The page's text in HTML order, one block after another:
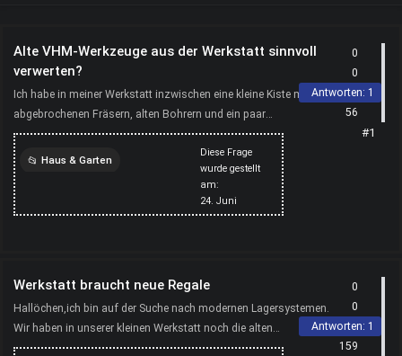
Alte VHM-Werkzeuge aus der Werkstatt sinnvoll
verwerten?
Ich habe in meiner Werkstatt inzwischen eine kleine Kiste mit
abgebrochenen Fräsern, alten Bohrern und ein paar
Wendeschneidplatten gesammelt. Wegwerfen möchte ich das
Ma...
Diese Frage
wurde gestellt
am:
24. Juni
Haus & Garten
0
0
Antworten: 1
56
#1
Werkstatt braucht neue Regale
Hallöchen,ich bin auf der Suche nach modernen Lagersystemen.
Wir haben in unserer kleinen Werkstatt noch die alten
Holzenregale aus den 60igern und ich sollen so langsam ...
0
0
Antworten: 1
159